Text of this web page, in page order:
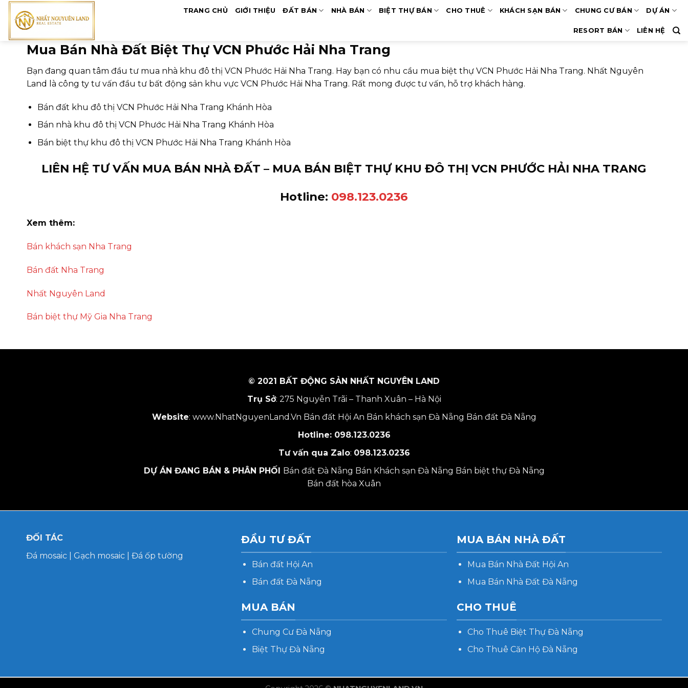
Skip
content
TRANG CHỦ GIỚI THIỆU ĐẤT BÁN NHÀ BÁN BIỆT THỰ BÁN CHO THUÊ KHÁCH SẠN BÁN CHUNG CƯ BÁN DỰ ÁN
RESORT BÁN LIÊN HỆ
Mua Bán Nhà Đất Biệt Thự VCN Phước Hải Nha Trang
Bạn đang quan tâm đầu tư mua nhà khu đô thị VCN Phước Hải Nha Trang. Hay bạn có nhu cầu mua biệt thự VCN Phước Hải Nha Trang. Nhất Nguyên
Land là công ty tư vấn đầu tư bất động sản khu vực VCN Phước Hải Nha Trang. Rất mong được tư vấn, hỗ trợ khách hàng.
Bán đất khu đô thị VCN Phước Hải Nha Trang Khánh Hòa
Bán nhà khu đô thị VCN Phước Hải Nha Trang Khánh Hòa
Bán biệt thự khu đô thị VCN Phước Hải Nha Trang Khánh Hòa
LIÊN HỆ TƯ VẤN MUA BÁN NHÀ ĐẤT – MUA BÁN BIỆT THỰ KHU ĐÔ THỊ VCN PHƯỚC HẢI NHA TRANG
Hotline: 098.123.0236
Xem thêm:
Bán khách sạn Nha Trang
Bán đất Nha Trang
Nhất Nguyên Land
Bán biệt thự Mỹ Gia Nha Trang
© 2021 BẤT ĐỘNG SẢN NHẤT NGUYÊN LAND
Trụ Sở: 275 Nguyễn Trãi – Thanh Xuân – Hà Nội
Website: www.NhatNguyenLand.Vn Bán đất Hội An Bán khách sạn Đà Nẵng Bán đất Đà Nẵng
Hotline: 098.123.0236
Tư vấn qua Zalo: 098.123.0236
DỰ ÁN ĐANG BÁN & PHÂN PHỐI
Bán đất Đà Nẵng Bán Khách sạn Đà Nẵng Bán biệt thự Đà Nẵng
Bán đất hòa Xuân
ĐỐI TÁC
Đá mosaic| Gạch mosaic| Đá ốp tường
ĐẦU TƯ ĐẤT
Bán đất Hội An
Bán đất Đà Nẵng
MUA BÁN
Chung Cư Đà Nẵng
Biệt Thự Đà Nẵng
MUA BÁN NHÀ ĐẤT
Mua Bán Nhà Đất Hội An
Mua Bán Nhà Đất Đà Nẵng
CHO THUÊ
Cho Thuê Biệt Thự Đà Nẵng
Cho Thuê Căn Hộ Đà Nẵng